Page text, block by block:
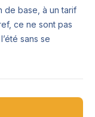
de base, à un tarif
ce ne sont pas
sans se